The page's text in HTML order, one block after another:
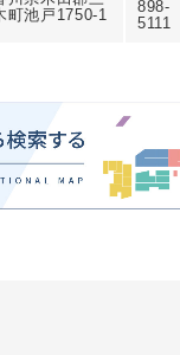
町池戸1750-1
898-
5111